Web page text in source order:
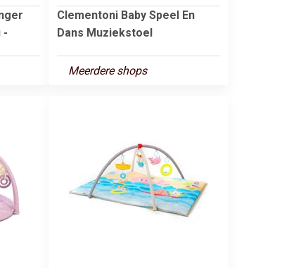
-
Clementoni Baby Speel En
Dans Muziekstoel
Meerdere shops